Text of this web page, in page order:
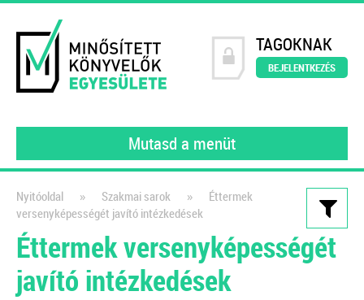
TAGOKNAK
BEJELENTKEZÉS
Mutasd a menüt
Kiadványaink
111 könyvelői kérdés, 111
szakértői válasz III.
Nyitóoldal » Szakmai sarok »
Éttermek
versenyképességét javító intézkedések
Éttermek versenyképességét
javító intézkedések